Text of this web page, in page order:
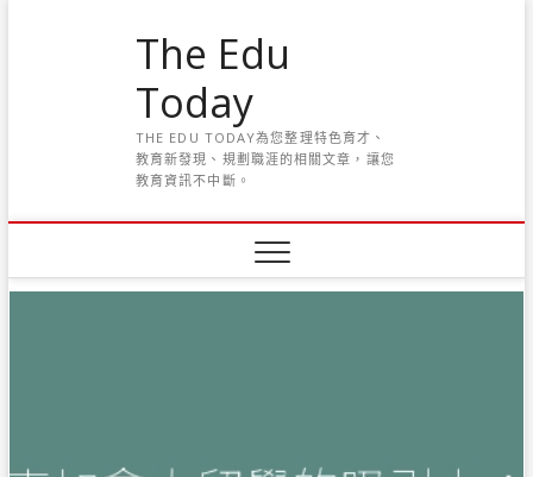
n
e
The Edu
Today
THE EDU TODAY為您整理特色育才、
教育新發現、規劃職涯的相關文章，讓您
教育資訊不中斷。